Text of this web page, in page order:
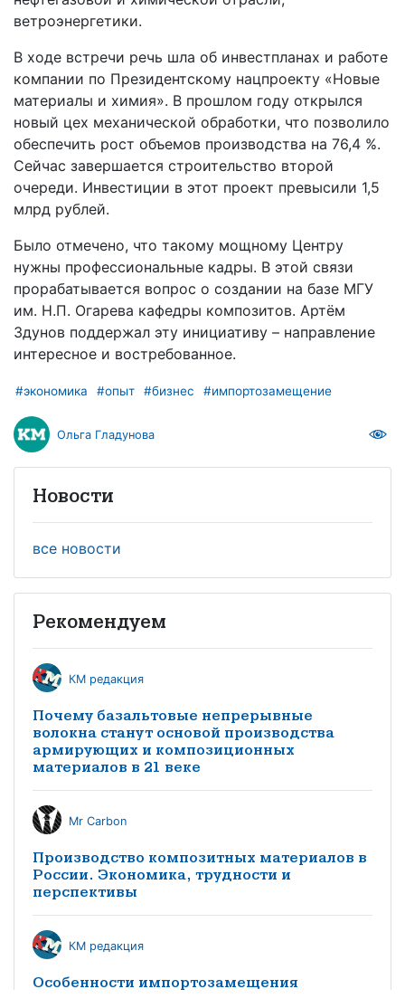
ветроэнергетики.
В ходе встречи речь шла об инвестпланах и работе
компании по Президентскому нацпроекту «Новые
материалы и химия». В прошлом году открылся
новый цех механической обработки, что позволило
обеспечить рост объемов производства на 76,4 %.
Сейчас завершается строительство второй
очереди. Инвестиции в этот проект превысили 1,5
млрд рублей.
Было отмечено, что такому мощному Центру
нужны профессиональные кадры. В этой связи
прорабатывается вопрос о создании на базе МГУ
им. Н.П. Огарева кафедры композитов. Артём
Здунов поддержал эту инициативу – направление
интересное и востребованное.
#экономика #опыт #бизнес #импортозамещение
Ольга Гладунова
Новости
все новости
Рекомендуем
КМ редакция
Почему базальтовые непрерывные
волокна станут основой производства
армирующих и композиционных
материалов в 21 веке
Mr Carbon
Производство композитных материалов в
России. Экономика, трудности и
перспективы
КМ редакция
Особенности импортозамещения